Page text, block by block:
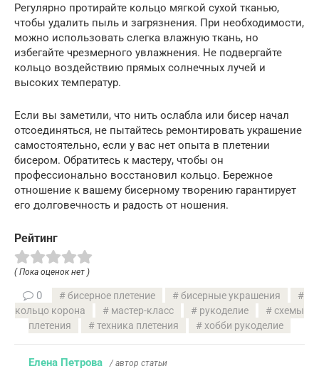
Регулярно протирайте кольцо мягкой сухой тканью,
чтобы удалить пыль и загрязнения. При необходимости,
можно использовать слегка влажную ткань, но
избегайте чрезмерного увлажнения. Не подвергайте
кольцо воздействию прямых солнечных лучей и
высоких температур.
Если вы заметили, что нить ослабла или бисер начал
отсоединяться, не пытайтесь ремонтировать украшение
самостоятельно, если у вас нет опыта в плетении
бисером. Обратитесь к мастеру, чтобы он
профессионально восстановил кольцо. Бережное
отношение к вашему бисерному творению гарантирует
его долговечность и радость от ношения.
Рейтинг
( Пока оценок нет )
0 бисерное плетение
бисерные украшения
кольцо корона
мастер-класс рукоделие
схемы
плетения
техника плетения хобби рукоделие
Елена Петрова / автор статьи